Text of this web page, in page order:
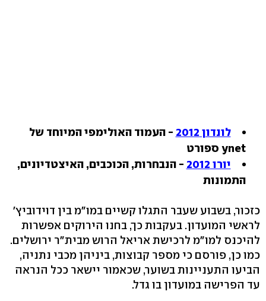
לונדון 2012
- העמוד האולימפי המיוחד של
ynet ספורט
יורו 2012
- הנבחרות, הכוכבים, האיצטדיונים,
התמונות
כזכור, בשבוע שעבר התגלו קשיים במו"מ בין דוידוביץ'
לראשי המועדון. בעקבות כך, בחנו הירוקים אפשרות
להיכנס למו"מ לרכישת אריאל הרוש מבית"ר ירושלים.
כמו כן, פורסם כי מספר קבוצות, ביניהן מכבי נתניה,
הביעו התעניינות בשוער, שכאמור יישאר ככל הנראה
עד הפרישה במועדון בו גדל.